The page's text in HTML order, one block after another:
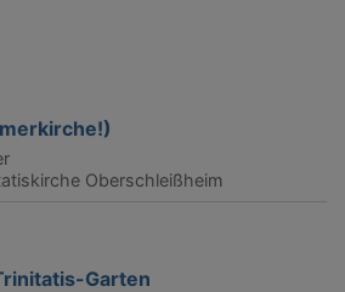
Oberschleißheim
Garten